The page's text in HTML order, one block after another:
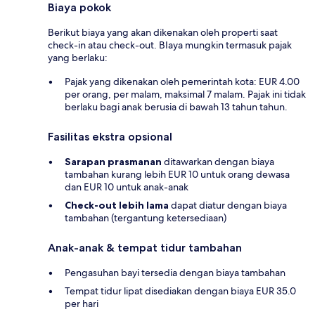
Biaya pokok
Berikut biaya yang akan dikenakan oleh properti saat
check-in atau check-out. BIaya mungkin termasuk pajak
yang berlaku:
Pajak yang dikenakan oleh pemerintah kota: EUR 4.00
per orang, per malam, maksimal 7 malam. Pajak ini tidak
berlaku bagi anak berusia di bawah 13 tahun tahun.
Fasilitas ekstra opsional
Sarapan prasmanan ditawarkan dengan biaya
tambahan kurang lebih EUR 10 untuk orang dewasa
dan EUR 10 untuk anak-anak
Check-out lebih lama dapat diatur dengan biaya
tambahan (tergantung ketersediaan)
Anak-anak & tempat tidur tambahan
Pengasuhan bayi tersedia dengan biaya tambahan
Tempat tidur lipat disediakan dengan biaya EUR 35.0
per hari